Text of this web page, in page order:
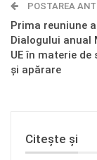
Telegram
POSTAREA
Prima reuniune a
Dialogului anual
UE în materie de
și apărare
Citește și